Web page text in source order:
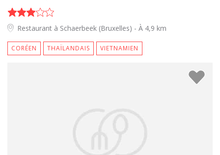
Restaurant à Schaerbeek (Bruxelles) - À 4,9 km
CORÉEN THAÏLANDAIS VIETNAMIEN